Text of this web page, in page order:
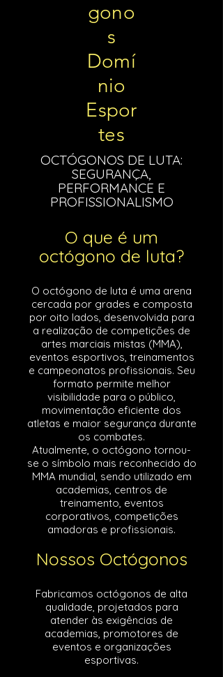
gono
s
Domí
nio
Espor
tes
OCTÓGONOS DE LUTA:
SEGURANÇA,
PERFORMANCE E
PROFISSIONALISMO
O que é um
octógono de luta?
O octógono de luta é uma arena
cercada por grades e composta
por oito lados, desenvolvida para
a realização de competições de
artes marciais mistas (MMA),
eventos esportivos, treinamentos
e campeonatos profissionais. Seu
formato permite melhor
visibilidade para o público,
movimentação eficiente dos
atletas e maior segurança durante
os combates.
Atualmente, o octógono tornou-
se o símbolo mais reconhecido do
MMA mundial, sendo utilizado em
academias, centros de
treinamento, eventos
corporativos, competições
amadoras e profissionais.
Nossos Octógonos
Fabricamos octógonos de alta
qualidade, projetados para
atender às exigências de
academias, promotores de
eventos e organizações
esportivas.